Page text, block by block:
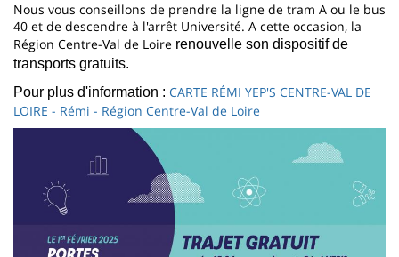
Nous vous conseillons de prendre la ligne de tram A ou le bus
40 et de descendre à l'arrêt Université. A cette occasion, la
Région Centre-Val de Loire renouvelle son dispositif de
transports gratuits.
Pour plus d'information : CARTE RÉMI YEP'S CENTRE-VAL DE
LOIRE - Rémi - Région Centre-Val de Loire